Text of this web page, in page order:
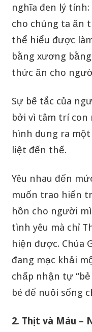
nghĩa đen lý tính:
cho chúng ta ăn
thể hiểu được
bằng xương
thức ăn cho
Sự bế tắc của
bởi vì tâm trí
hình dung ra
liệt đến thế.
Yêu nhau đến
muốn trao hiến
hồn cho người
tình yêu mà chỉ
hiện được. Chúa
đang mạc khải
chấp nhận tự
bé để nuôi sống
2. Thịt và Máu –